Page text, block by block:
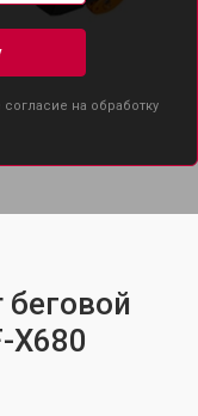
на обработку
X680